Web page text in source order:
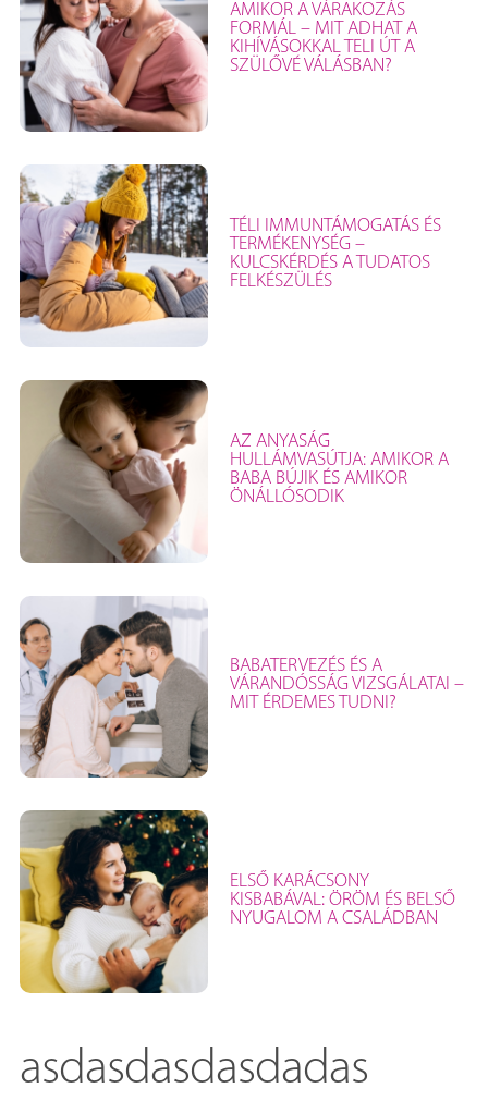
AMIKOR A VÁRAKOZÁS
FORMÁL – MIT ADHAT A
KIHÍVÁSOKKAL TELI ÚT A
SZÜLŐVÉ VÁLÁSBAN?
TÉLI IMMUNTÁMOGATÁS ÉS
TERMÉKENYSÉG –
KULCSKÉRDÉS A TUDATOS
FELKÉSZÜLÉS
AZ ANYASÁG
HULLÁMVASÚTJA: AMIKOR A
BABA BÚJIK ÉS AMIKOR
ÖNÁLLÓSODIK
BABATERVEZÉS ÉS A
VÁRANDÓSSÁG VIZSGÁLATAI –
MIT ÉRDEMES TUDNI?
ELSŐ KARÁCSONY
KISBABÁVAL: ÖRÖM ÉS BELSŐ
NYUGALOM A CSALÁDBAN
asdasdasdasdadas